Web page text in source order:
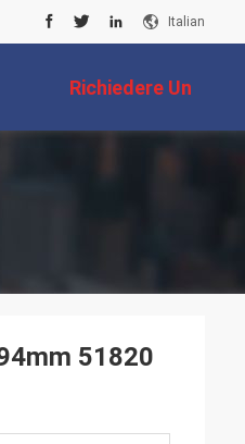
Italian
Richiedere Un
Preventivo
51820